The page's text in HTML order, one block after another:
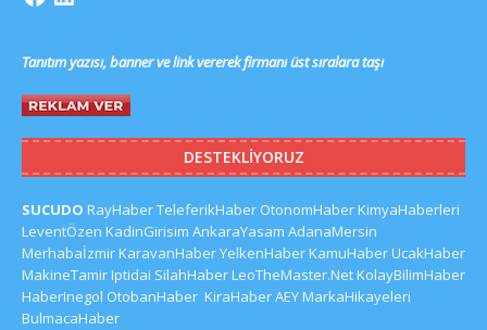
Tanıtım yazısı, banner ve link vererek firmanı üst sıralara taşı
DESTEKLIYORUZ
SUCUDO RayHaberTeleferikHaber OtonomHaberKimyaHaberleri
LeventÖzen KadinGirisim AnkaraYasam AdanaMersin
MerhabaİzmirKaravanHaberYelkenHaberKamuHaberUcakHaber
MakineTamirIptidai SilahHaberLeoTheMaster.NetKolayBilimHaber
HaberInegol OtobanHaber KiraHaberAEYMarkaHikayeleri
BulmacaHaber